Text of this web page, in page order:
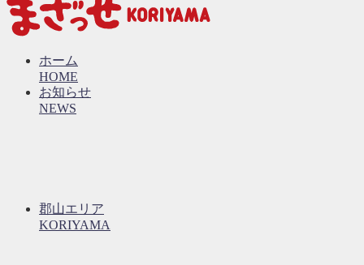
ホーム
HOME
お知らせ
NEWS
郡山エリア
KORIYAMA